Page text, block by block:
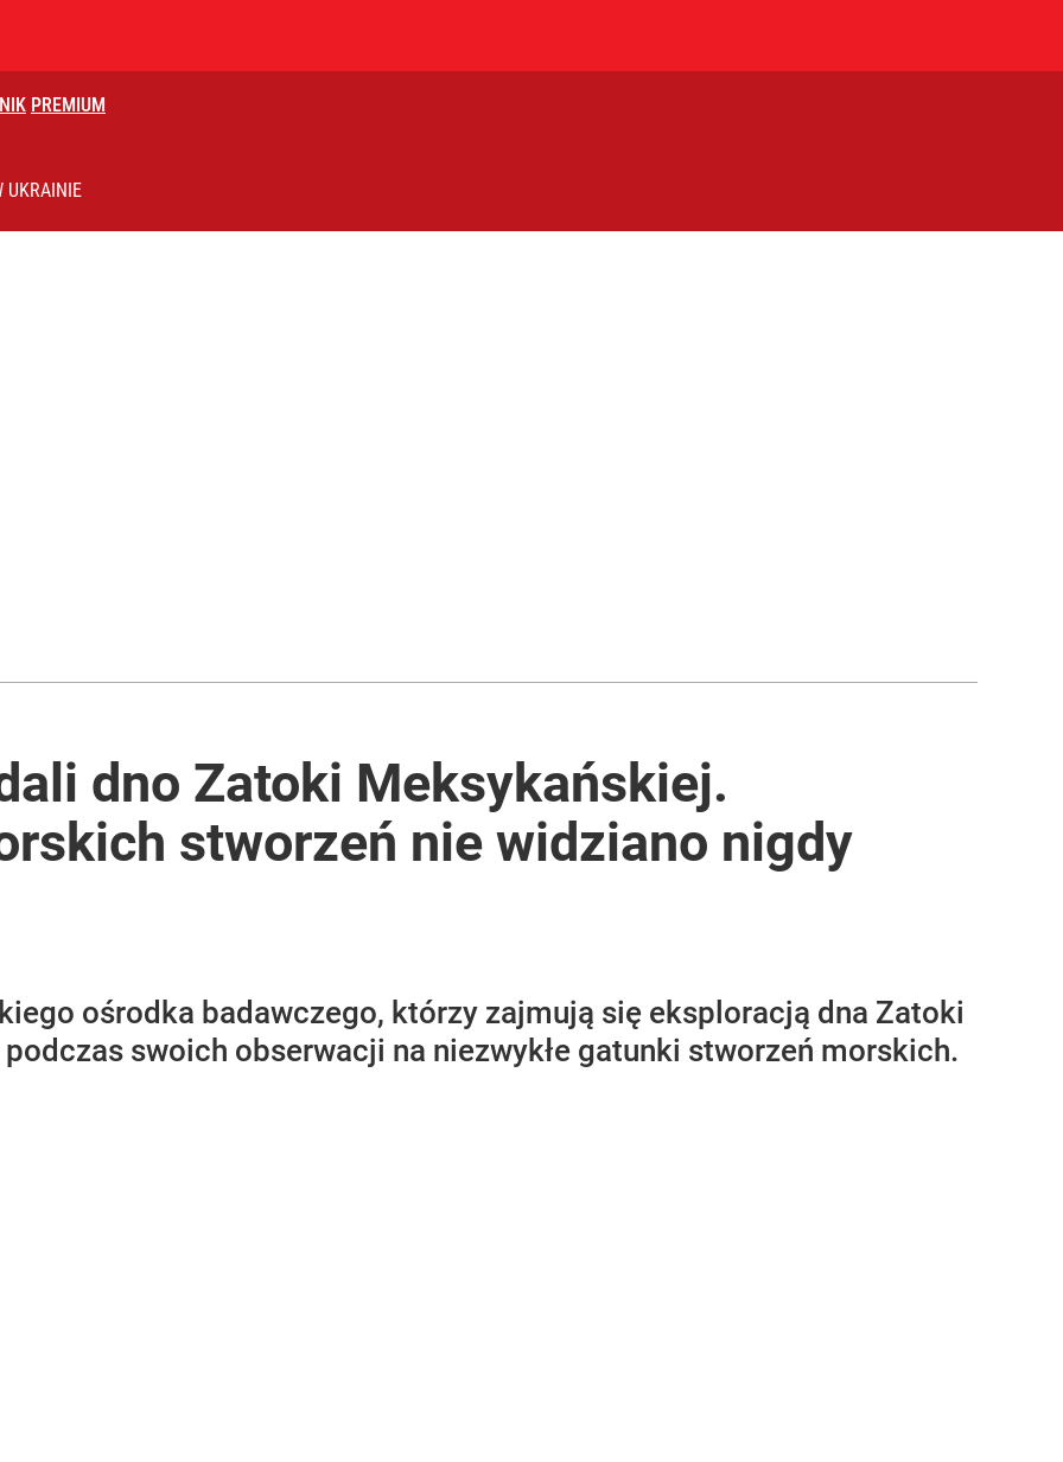
PREMIUM
Polacy surowo ocenili władze
postępach” ws. Rosji i Ukrainy
UKRAINIE
dno Zatoki Meksykańskiej.
stworzeń nie widziano nigdy
ośrodka badawczego, którzy zajmują się eksploracją dna Zatoki
swoich obserwacji na niezwykłe gatunki stworzeń morskich.